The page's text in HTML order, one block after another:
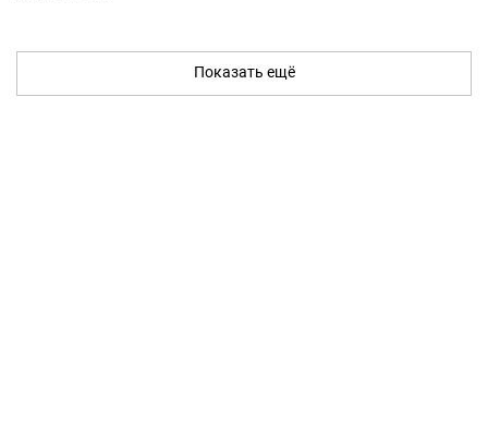
Показать ещё